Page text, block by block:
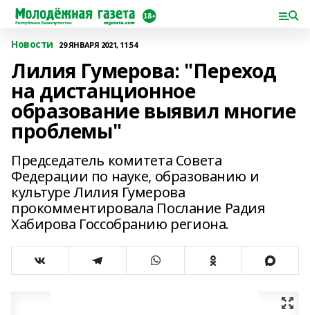
Новости 29 ЯНВАРЯ 2021, 11:54
Лилия Гумерова: "Переход
на дистанционное
образование выявил многие
проблемы"
Председатель комитета Совета
Федерации по науке, образованию и
культуре Лилия Гумерова
прокомментировала Послание Радия
Хабирова Госсобранию региона.